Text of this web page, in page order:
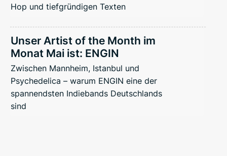
Hop und tiefgründigen Texten
Unser Artist of the Month im
Monat Mai ist: ENGIN
Zwischen Mannheim, Istanbul und
Psychedelica – warum ENGIN eine der
spannendsten Indiebands Deutschlands
sind